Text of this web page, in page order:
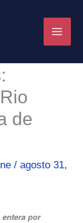
de
/ agosto 31,
por